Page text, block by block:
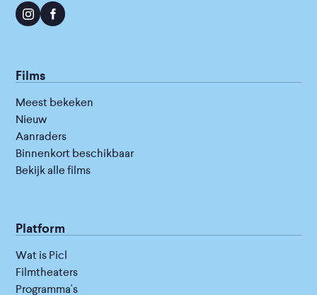
Films
Meest bekeken
Nieuw
Aanraders
Binnenkort beschikbaar
Bekijk alle films
Platform
Wat is Picl
Filmtheaters
Programma's